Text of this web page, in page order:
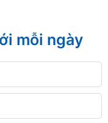
mỗi ngày